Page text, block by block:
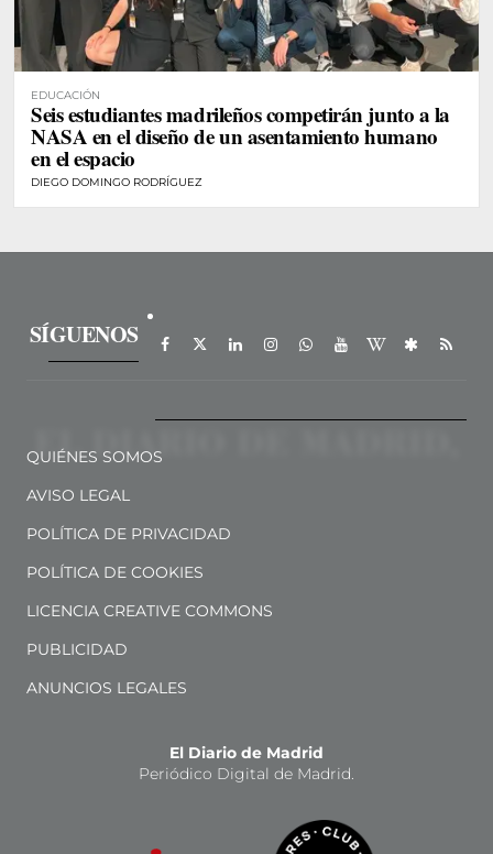
EDUCACIÓN
Seis estudiantes madrileños competirán junto a la
NASA en el diseño de un asentamiento humano
en el espacio
DIEGO DOMINGO RODRÍGUEZ
SÍGUENOS
QUIÉNES SOMOS
AVISO LEGAL
POLÍTICA DE PRIVACIDAD
POLÍTICA DE COOKIES
LICENCIA CREATIVE COMMONS
PUBLICIDAD
ANUNCIOS LEGALES
El Diario de Madrid
Periódico Digital de Madrid.